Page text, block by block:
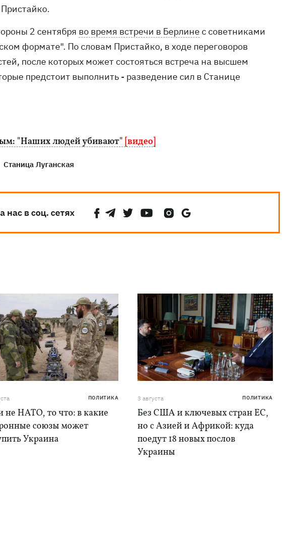
2 сентября во время встречи в Берлине с советниками
формате". По словам Пристайко, в ходе переговоров
после которых может состояться встреча на высшем
предстоит выполнить - разведение сил в Станице
"Наших людей убивают" [видео]
Станица Луганская
нас в соц. сетях
ПОЛИТИКА
не НАТО, то что: в какие
союзы может
Украина
3 августа ПОЛИТИКА
Без США и ключевых стран ЕС,
но с Азией и Африкой: куда
поедут 18 новых послов
Украины